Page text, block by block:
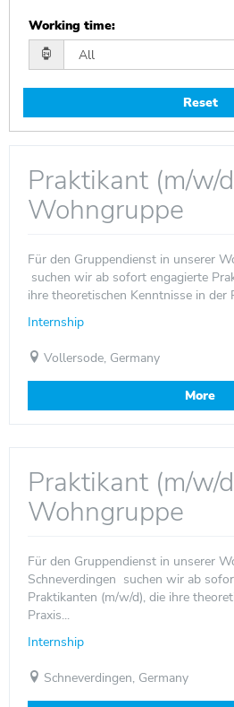
Working time:
Reset
Praktikant (m/w/
Wohngruppe
Für den Gruppendienst in unserer
suchen wir ab sofort engagierte
ihre theoretischen Kenntnisse in der
Internship
Vollersode, Germany
More
Praktikant (m/w/
Wohngruppe
Für den Gruppendienst in unserer
Schneverdingen suchen wir ab
Praktikanten (m/w/d), die ihre
Praxis...
Internship
Schneverdingen, Germany